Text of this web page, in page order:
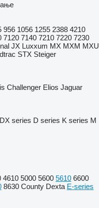
956 1056 1255 2388 4210
7120 7140 7210 7220 7230
JX Luxxum MX MXM MXU
STX Steiger
Challenger Elios Jaguar
DX series D series K series M
4610 5000 5600 5610 6600
8630 County Dexta E-series